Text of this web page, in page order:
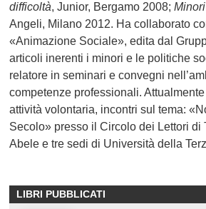
difficoltà, Junior, Bergamo 2008;
Angeli, Milano 2012. Ha collaborato
«Animazione Sociale», edita dal
articoli inerenti i minori e le politiche
relatore in seminari e convegni
competenze professionali.
attività volontaria, incontri sul tema:
Secolo» presso il Circolo dei Lettori di
Abele e tre sedi di Università della
LIBRI PUBBLICATI